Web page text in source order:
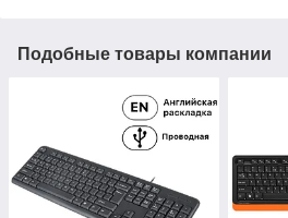
Подобные товары компании